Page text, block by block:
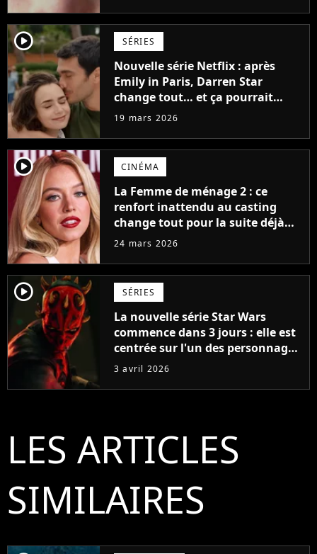
player2 SÉRIES
Nouvelle série Netflix : après
Emily in Paris, Darren Star
change tout… et ça pourrait
surprendre
19 mars 2026
player2 CINÉMA
La Femme de ménage 2 : ce
renfort inattendu au casting
change tout pour la suite déjà
très attendue
24 mars 2026
player2 SÉRIES
La nouvelle série Star Wars
commence dans 3 jours : elle est
centrée sur l'un des personnages
les plus fascinants de toute la
3 avril 2026
LES ARTICLES
SIMILAIRES